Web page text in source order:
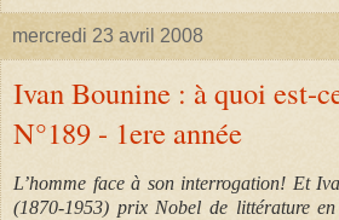
mercredi 23 avril 2008
Ivan Bounine : à quoi est-
N°189 - 1ere année
L’homme face à son interrogation! Et
(1870-1953) prix Nobel de littérature